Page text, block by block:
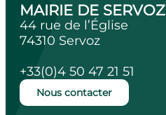
MAIRIE DE SERVOZ
44 rue de l’Église
74310 Servoz
+33(0)4 50 47 21 51
Nous contacter